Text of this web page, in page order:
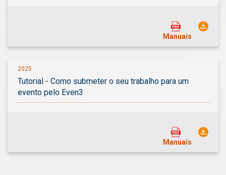
Manuais
2025
Tutorial - Como submeter o seu trabalho para um
evento pelo Even3
Manuais